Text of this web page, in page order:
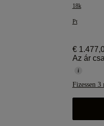
18k
Pt
€
Az ár
Fizessen 3